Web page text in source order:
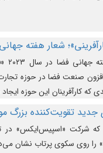
شعار هفته جهانی
صنعت فضا در حوزه
که کارآفرینان این حوزه
تقویت‌کننده بزرگ
شرکت «اسپیس‌ایکس» در
را روی سکوی پرتاب نشان